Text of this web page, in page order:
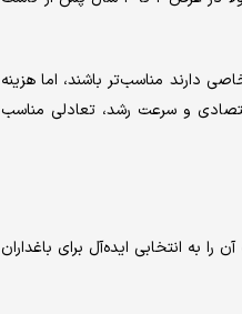
دارند مناسب‌تر باشند، اما هزینه
اقتصادی و سرعت رشد، تعادلی مناسب
که آن را به انتخابی ایده‌آل برای باغداران